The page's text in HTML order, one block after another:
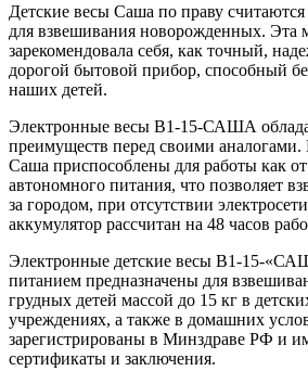
Детские весы Саша по праву
для взвешивания новорожденных. Эта
зарекомендовала себя, как точный,
дорогой бытовой прибор, способный
наших детей.
Электронные весы В1-15-САША
преимуществ перед своими аналогами.
Саша приспособлены для работы как от
автономного питания, что позволяет
за городом, при отсутствии
аккумулятор рассчитан на 48 часов
Электронные детские весы В1-15-
питанием предназначены для
грудных детей массой до 15 кг в
учреждениях, а также в домашних
зарегистрированы в Минздраве РФ и
сертификаты и заключения.